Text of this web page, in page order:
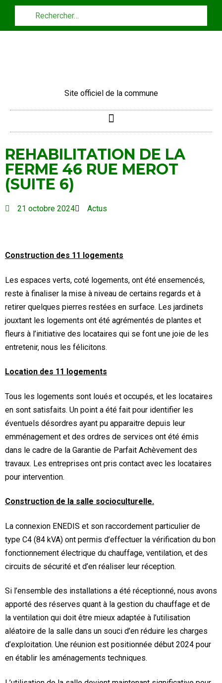
Panneau de gestion des cookies
Site officiel de la commune
REHABILITATION DE LA
FERME 46 RUE MEROT
(SUITE 6)
21 octobre 2024 Actus
Construction des 11 logements
Les espaces verts, coté logements, ont été ensemencés,
reste à finaliser la mise à niveau de certains regards et à
retirer quelques pierres restées en surface. Les jardinets
jouxtant les logements ont été agrémentés de plantes et
fleurs à l’initiative des locataires qui se font une joie de les
entretenir, nous les félicitons.
Location des 11 logements
Tous les logements sont loués et occupés, et les locataires
en sont satisfaits. Un point a été fait pour identifier les
éventuels désordres ayant pu apparaitre depuis leur
emménagement et des ordres de services ont été émis
dans le cadre de la Garantie de Parfait Achèvement des
travaux. Les entreprises ont pris contact avec les locataires
pour intervention.
Construction de la salle socioculturelle.
La connexion ENEDIS et son raccordement particulier de
type C4 (84 kVA) ont permis d’effectuer la vérification du bon
fonctionnement électrique du chauffage, ventilation, et des
circuits de sécurité et d’en réaliser leur réception.
Si l’ensemble des installations a été réceptionné, nous avons
apporté des réserves quant à la gestion du chauffage et de
la ventilation qui doit être mieux adaptée à l’utilisation
aléatoire de la salle dans un souci d’en réduire les charges
d’exploitation. Une réunion est positionnée début 2024 pour
en établir les aménagements techniques.